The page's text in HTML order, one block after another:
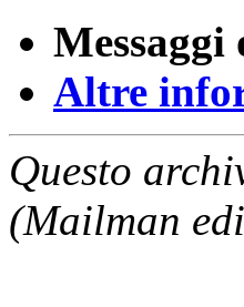
Altre
Questo
(Mailman